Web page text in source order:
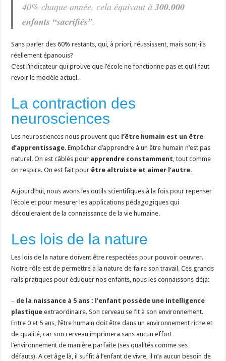
40% chaque année, cela équivaut à300.000
enfants “sacrifiés”.
Sans parler des 60% restants, qui, à priori, réussissent, mais sont-ils
réellement épanouis?
C’est l’indicateur qui prouve que l’école ne fonctionne pas et qu’il faut
revoir le modèle actuel.
La contraction des
neurosciences
Les neurosciences nous prouvent que l’être humain est un être
d’apprentissage. Empêcher d’apprendre à un être humain n’est pas
naturel. On est câblés pour apprendre constamment, tout comme
on respire. On est fait pour être altruiste et aimer l’autre.
Aujourd’hui, nous avons les outils scientifiques à la fois pour repenser
l’école et pour mesurer les applications pédagogiques qui
découleraient de la connaissance de la vie humaine.
Les lois de la nature
Les lois de la nature doivent être respectées pour pouvoir oeuvrer.
Notre rôle est de permettre à la nature de faire son travail. Ces grands
rails pratiques pour éduquer nos enfants, nous les connaissons déjà:
– de la naissance à 5 ans : l’enfant possède une intelligence
plastique extraordinaire. Son cerveau se fit à son environnement.
Entre 0 et 5 ans, l’être humain doit être dans un environnement riche et
de qualité, car son cerveau imprimera sans aucun effort
l’environnement de manière parfaite (ses qualités comme ses
défauts). A cet âge là, il suffit à l’enfant de vivre, il n’a aucun besoin de